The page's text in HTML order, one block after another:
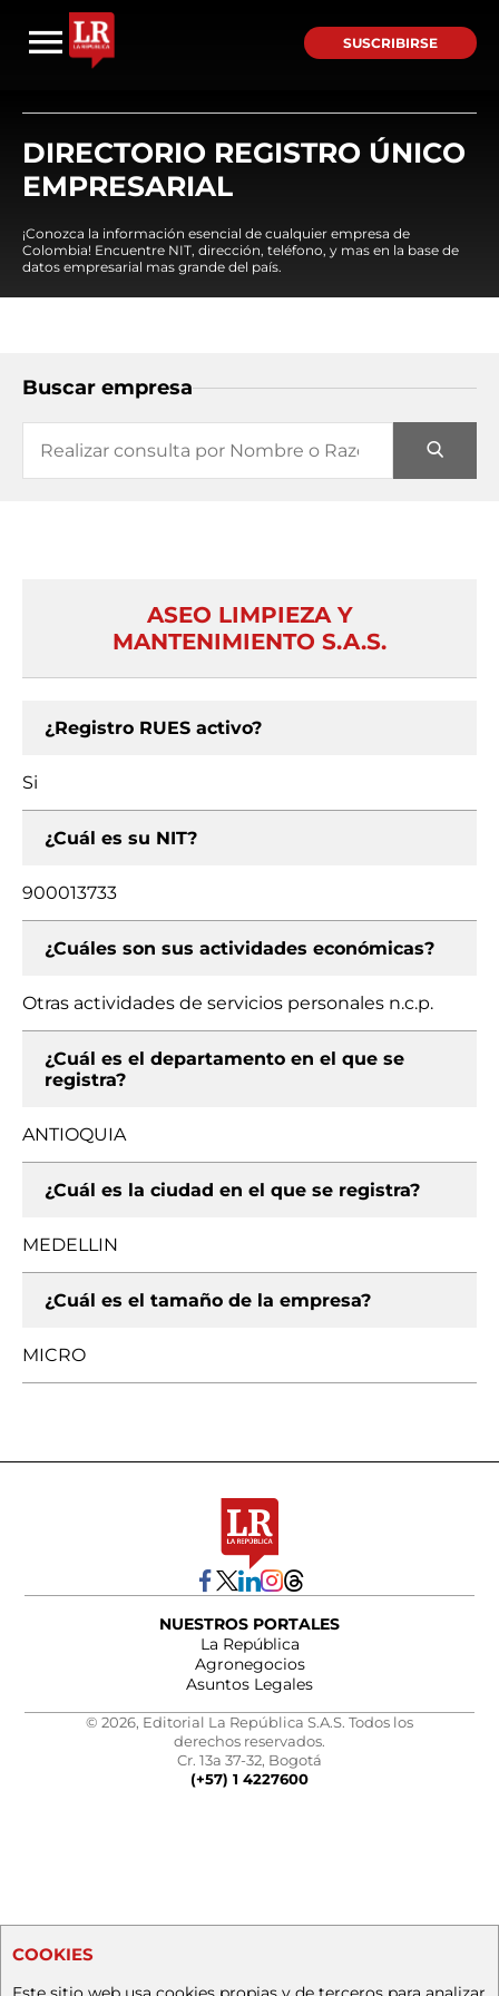
SUSCRIBIRSE
DIRECTORIO REGISTRO ÚNICO
EMPRESARIAL
¡Conozca la información esencial de cualquier empresa de
Colombia! Encuentre NIT, dirección, teléfono, y mas en la base de
datos empresarial mas grande del país.
Buscar empresa
ASEO LIMPIEZA Y
MANTENIMIENTO S.A.S.
¿Registro RUES activo?
Si
¿Cuál es su NIT?
900013733
¿Cuáles son sus actividades económicas?
Otras actividades de servicios personales n.c.p.
¿Cuál es el departamento en el que se
registra?
ANTIOQUIA
¿Cuál es la ciudad en el que se registra?
MEDELLIN
¿Cuál es el tamaño de la empresa?
MICRO
NUESTROS PORTALES
La República
Agronegocios
Asuntos Legales
© 2026, Editorial La República S.A.S. Todos los
derechos reservados.
Cr. 13a 37-32, Bogotá
(+57) 1 4227600
COOKIES